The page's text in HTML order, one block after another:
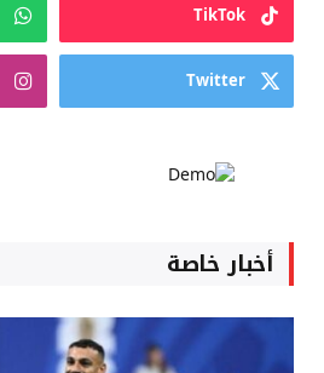
TikTok
Twitter
أخبار خاصة